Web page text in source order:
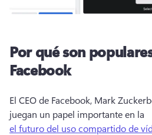
Por qué son
Facebook
El CEO de Facebook, Mark
juegan un papel importante en la
el futuro del uso compartido de